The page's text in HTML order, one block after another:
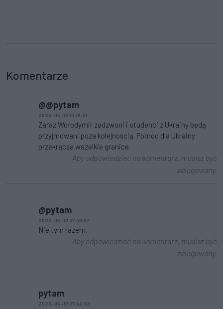
Komentarze
@@pytam
2023-05-10 10:18:31
Zaraz Wołodymir zadzwoni i studenci z Ukrainy będą
przyjmowani poza kolejnością. Pomoc dla Ukrainy
przekracza wszelkie granice
Aby odpowiedzieć na komentarz, musisz być
zalogowany.
@pytam
2023-05-10 07:46:07
Nie tym razem.
Aby odpowiedzieć na komentarz, musisz być
zalogowany.
pytam
2023-05-10 07:42:59